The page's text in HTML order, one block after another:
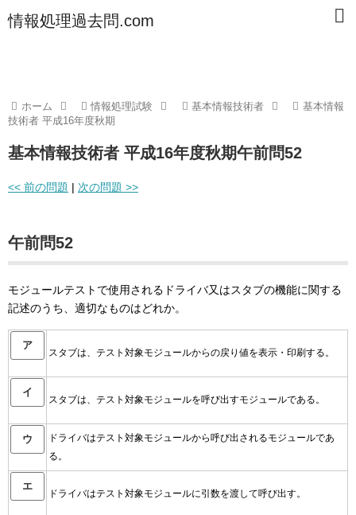
情報処理過去問.com
ホーム 情報処理試験 基本情報技術者
基本情報
技術者 平成16年度秋期
基本情報技術者 平成16年度秋期午前問52
<< 前の問題 | 次の問題 >>
午前問52
モジュールテストで使用されるドライバ又はスタブの機能に関する
記述のうち、適切なものはどれか。
ア
スタブは、テスト対象モジュールからの戻り値を表示・印刷する。
イ
スタブは、テスト対象モジュールを呼び出すモジュールである。
ウ
ドライバはテスト対象モジュールから呼び出されるモジュールであ
る。
エ
ドライバはテスト対象モジュールに引数を渡して呼び出す。